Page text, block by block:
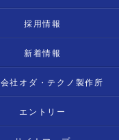
採用情報
新着情報
社オダ・テクノ製作所
エントリー